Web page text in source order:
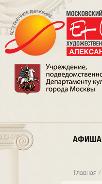
АФИША
Главная /